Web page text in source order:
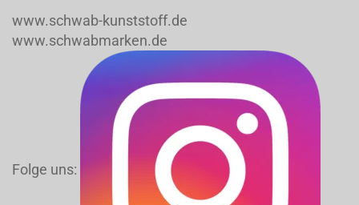
www.schwab-kunststoff.de
www.schwabmarken.de
Folge uns: